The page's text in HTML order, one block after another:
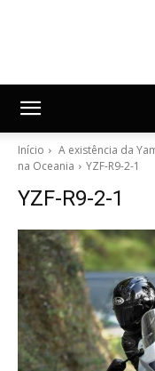
Início
A existência da
na Oceania
YZF-R9-2-1
YZF-R9-2-1